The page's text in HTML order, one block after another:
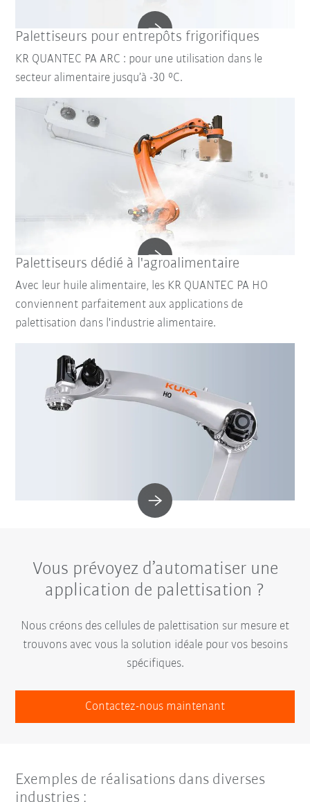
Palettiseurs pour entrepôts frigorifiques
KR QUANTEC PA ARC : pour une utilisation dans le
secteur alimentaire jusqu’à -30 °C.
Palettiseurs dédié à l'agroalimentaire
Avec leur huile alimentaire, les KR QUANTEC PA HO
conviennent parfaitement aux applications de
palettisation dans l'industrie alimentaire.
Vous prévoyez d’automatiser une
application de palettisation ?
Nous créons des cellules de palettisation sur mesure et
trouvons avec vous la solution idéale pour vos besoins
spécifiques.
Contactez-nous maintenant
Exemples de réalisations dans diverses
industries :